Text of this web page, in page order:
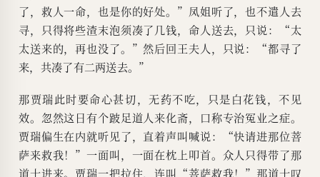
了，救人一命，也是你的好处。”凤姐听了，也不遣人去
寻，只得将些渣末泡须凑了几钱，命人送去，只说：“太
太送来的，再也没了。”然后回王夫人，只说：“都寻了
来，共凑了有二两送去。”
那贾瑞此时要命心甚切，无药不吃，只是白花钱，不见
效。忽然这日有个跛足道人来化斋，口称专治冤业之症。
贾瑞偏生在内就听见了，直着声叫喊说：“快请进那位菩
萨来救我！”一面叫，一面在枕上叩首。众人只得带了那
道士进来。贾瑞一把拉住，连叫“菩萨救我！”那道士叹